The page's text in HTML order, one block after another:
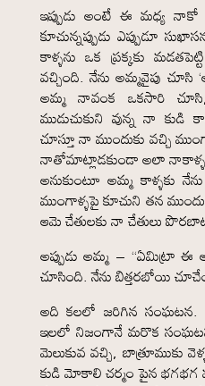
ఇప్పుడు అంటే ఈ మధ్య నాకో
కూచున్నప్పుడు ఎప్పుడూ
కాళ్ళను ఒక ప్రక్కకు
వచ్చింది. నేను అమ్మవైపు
అమ్మ నావంక ఒకసారి
ముడుచుకుని వున్న నా
చూస్తూ నా ముందుకు వచ్చి
నాతోమాట్లాడకుండా అలా నాకాళ్ళ
అనుకుంటూ అమ్మ కాళ్ళకు
ముంగాళ్ళపై కూచుని తన
ఆమె చేతులకు నా చేతులు
అప్పుడు అమ్మ – “ఏమిట్రా ఈ
చూసింది. నేను బిత్తరబోయి
అది కలలో జరిగిన సంఘటన.
ఇలలో నిజంగానే మరొక సంఘటన
మెలుకువ వచ్చి,
కుడి మోకాలి చర్మం పైన